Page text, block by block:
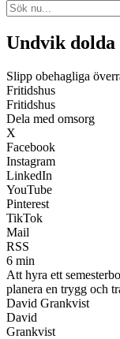
Undvik dolda
Slipp obehagliga
Fritidshus
Fritidshus
Dela med omsorg
X
Facebook
Instagram
LinkedIn
YouTube
Pinterest
TikTok
Mail
RSS
6 min
Att hyra ett
planera en trygg och
David Grankvist
David
Grankvist